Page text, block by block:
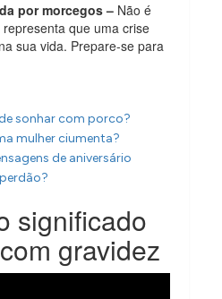
por morcegos – Não é
que uma crise
sua vida. Prepare-se para
sonhar com porco?
mulher ciumenta?
de aniversário
significado
gravidez